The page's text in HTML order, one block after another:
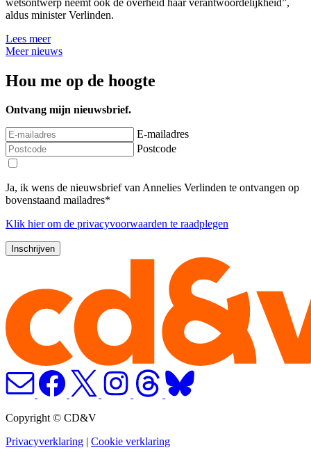
aldus minister Verlinden.
Lees meer
Meer nieuws
Hou me op de hoogte
Ontvang mijn nieuwsbrief.
E-mailadres
Postcode
Ja, ik wens de nieuwsbrief van Annelies Verlinden te ontvangen op
bovenstaand mailadres*
Klik hierom de privacyvoorwaarden te raadplegen
Copyright © CD&V
Privacyverklaring | Cookie verklaring